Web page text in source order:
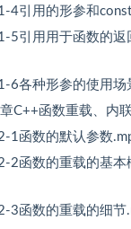
4引用的形参和
5引用用于函数的返
6各种形参的使用场
C++函数重载、内
1函数的默认参数
2函数的重载的基本
3函数的重载的细节